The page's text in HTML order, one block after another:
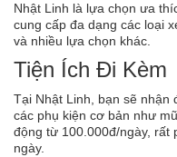
Nhật Linh là lựa chọn ưa
cung cấp đa dạng các loại
và nhiều lựa chọn khác.
Tiện Ích Đi Kèm
Tại Nhật Linh, bạn sẽ nhận
các phụ kiện cơ bản như
động từ 100.000đ/ngày, rất
ngày.